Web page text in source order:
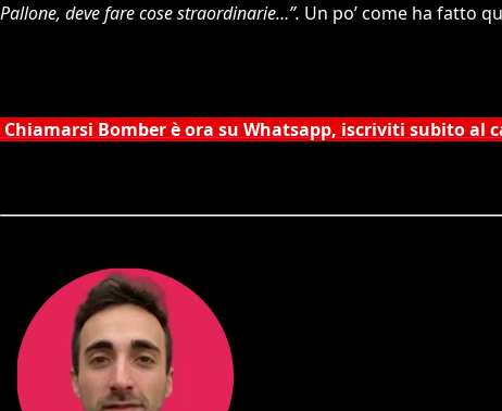
Pallone, deve fare cose straordinarie…”. Un po’ come ha fatto
Chiamarsi Bomber è ora su Whatsapp, iscriviti subito al